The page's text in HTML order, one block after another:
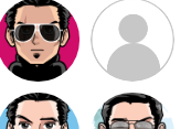
ممدرضا رضا کاظمی